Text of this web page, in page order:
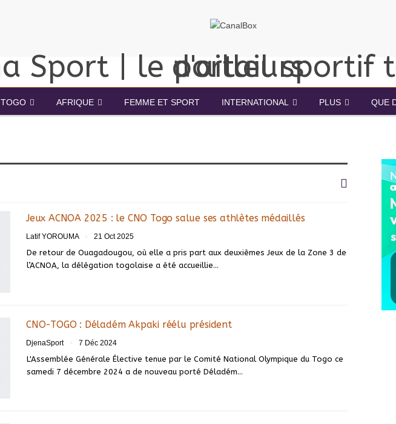
TOGO AFRIQUE FEMME ET SPORT INTERNATIONAL PLUS QUE
Jeux ACNOA 2025 : le CNO Togo salue ses athlètes médaillés
Latif YOROUMA 21 Oct 2025
De retour de Ouagadougou, où elle a pris part aux deuxièmes Jeux de la Zone 3 de
l’ACNOA, la délégation togolaise a été accueillie…
CNO-TOGO : Déladém Akpaki réélu président
DjenaSport 7 Déc 2024
L'Assemblée Générale Élective tenue par le Comité National Olympique du Togo ce
samedi 7 décembre 2024 a de nouveau porté Déladém…